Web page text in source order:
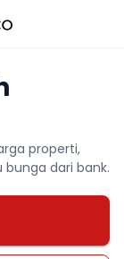
properti,
dari bank.